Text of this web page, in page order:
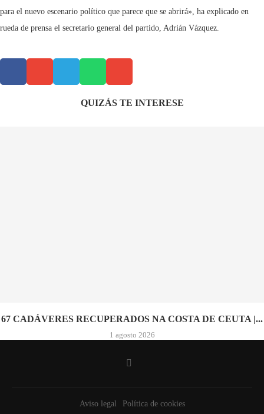
para el nuevo escenario político que parece que se abrirá», ha explicado en
rueda de prensa el secretario general del partido, Adrián Vázquez.
QUIZÁS TE INTERESE
67 CADÁVERES RECUPERADOS NA COSTA DE CEUTA |...
1 agosto 2026
Aviso legal Política de cookies